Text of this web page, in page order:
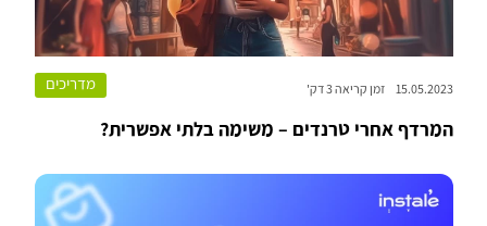
15.05.2023 זמן קריאה 3 דק' מדריכים
המרדף אחרי טרנדים – משימה בלתי אפשרית?